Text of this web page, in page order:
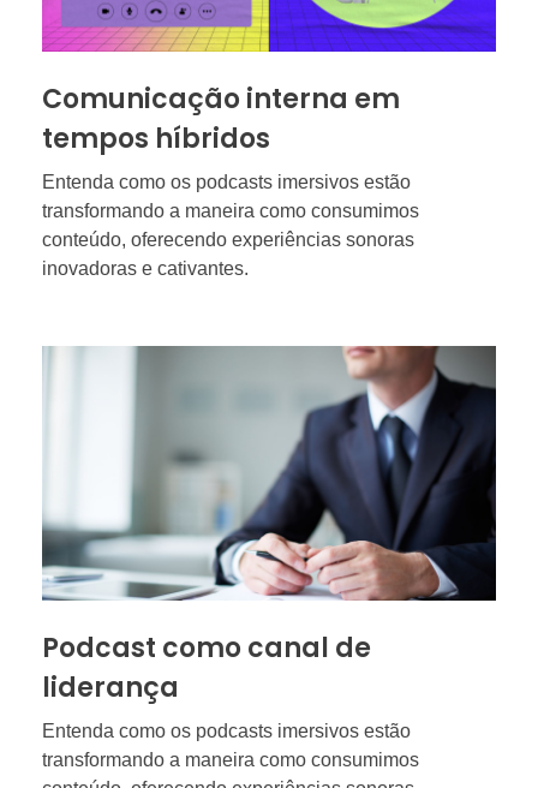
Comunicação interna em
tempos híbridos
Entenda como os podcasts imersivos estão
transformando a maneira como consumimos
conteúdo, oferecendo experiências sonoras
inovadoras e cativantes.
Podcast como canal de
liderança
Entenda como os podcasts imersivos estão
transformando a maneira como consumimos